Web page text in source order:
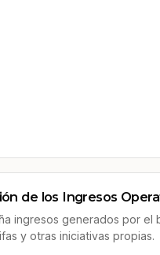
de los Ingresos
ingresos generados por el
y otras iniciativas propias.